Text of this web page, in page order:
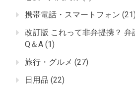
携帯電話・スマートフォン (21)
改訂版 これって非弁提携？
Q＆A (1)
旅行・グルメ (27)
日用品 (22)